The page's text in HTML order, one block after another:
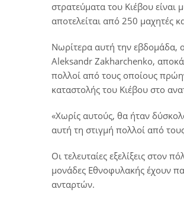
στρατεύματα του Κιέβου
αποτελείται από 250 μαχητές
Νωρίτερα αυτή την εβδομάδα,
Aleksandr Zakharchenko,
πολλοί από τους οποίους
καταστολής του Κιέβου στο
«Χωρίς αυτούς, θα ήταν
αυτή τη στιγμή πολλοί από
Οι τελευταίες εξελίξεις στον
μονάδες Εθνοφυλακής έχουν
ανταρτών.